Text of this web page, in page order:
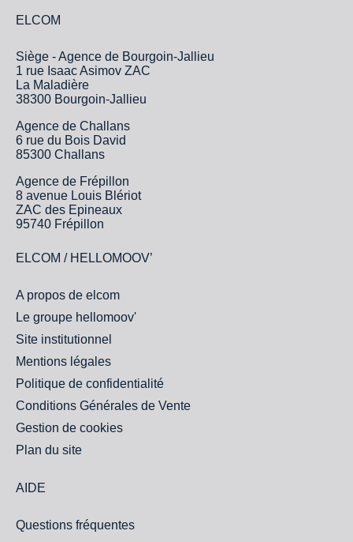
ELCOM
Siège - Agence de Bourgoin-Jallieu
1 rue Isaac Asimov ZAC
La Maladière
38300 Bourgoin-Jallieu
Agence de Challans
6 rue du Bois David
85300 Challans
Agence de Frépillon
8 avenue Louis Blériot
ZAC des Epineaux
95740 Frépillon
ELCOM / HELLOMOOV’
A propos de elcom
Le groupe hellomoov'
Site institutionnel
Mentions légales
Politique de confidentialité
Conditions Générales de Vente
Gestion de cookies
Plan du site
AIDE
Questions fréquentes